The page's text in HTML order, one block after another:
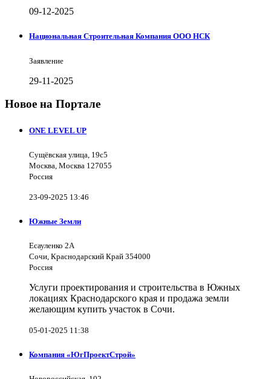
09-12-2025
Национальная Строительная Компания ООО НСК
Заявление
29-11-2025
Новое на Портале
ONE LEVEL UP
Сущёвская улица, 19с5
Москва, Москва 127055
Россия
23-09-2025 13:46
Южные Земли
Есауленко 2А
Сочи, Краснодарский Край 354000
Россия
Услуги проектирования и строительства в Южных
локациях Краснодарского края и продажа земли
желающим купить участок в Сочи.
05-01-2025 11:38
Компания «ЮгПроектСтрой»